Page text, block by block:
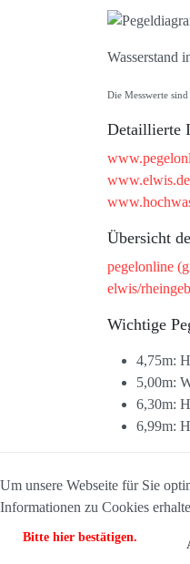
Wasserstand
Die Messwerte
Detaillierte
www.elwis.de
Übersicht
pegelonline
elwis/
Wichtige
4,75m:
5,00m:
6,30m:
6,99m:
Um unsere Webseite für Sie
Informationen zu Cookies
Bitte hier bestätigen.